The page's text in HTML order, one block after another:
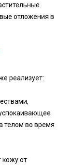
отложения в
реализует:
телом во время
от